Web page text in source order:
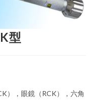
型
），眼鏡（RCK），六角